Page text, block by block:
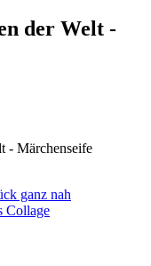
der Welt -
- Märchenseife